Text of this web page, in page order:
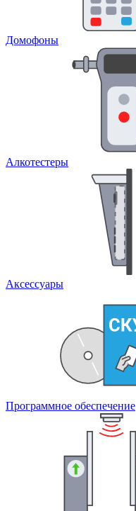
Домофоны
Алкотестеры
Аксессуары
Программное обеспечение